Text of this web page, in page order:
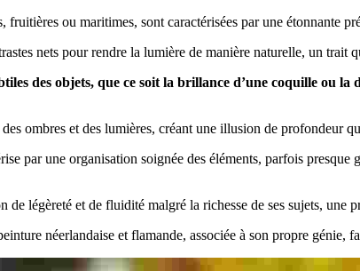
fruitières ou maritimes, sont caractérisées par une étonnante
nets pour rendre la lumière de manière naturelle, un trait
des objets, que ce soit la brillance d’une coquille ou
ombres et des lumières, créant une illusion de profondeur
par une organisation soignée des éléments, parfois
de légèreté et de fluidité malgré la richesse de ses sujets, une
néerlandaise et flamande, associée à son propre